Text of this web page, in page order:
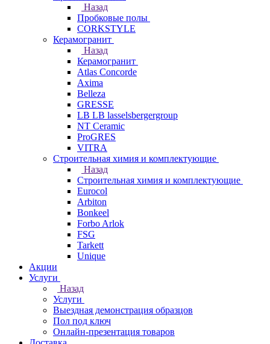
Назад
Пробковые полы
CORKSTYLE
Керамогранит
Назад
Керамогранит
Atlas Concorde
Axima
Belleza
GRESSE
LB LB lasselsbergergroup
NT Ceramic
ProGRES
VITRA
Строительная химия и комплектующие
Назад
Строительная химия и комплектующие
Eurocol
Arbiton
Bonkeel
Forbo Arlok
FSG
Tarkett
Unique
Акции
Услуги
Назад
Услуги
Выездная демонстрация образцов
Пол под ключ
Онлайн-презентация товаров